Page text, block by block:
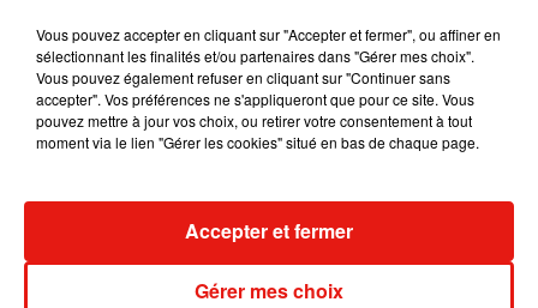
5 août 2026
Benny Blanco invite Selena Gomez et
Becky G sur son nouveau single
4 août 2026
Tiny Desk invite Charlie Puth pour une
live session solaire
Vous pouvez accepter en cliquant sur "Accepter et fermer", ou affiner en
sélectionnant les finalités et/ou partenaires dans "Gérer mes choix".
Vous pouvez également refuser en cliquant sur "Continuer sans
accepter". Vos préférences ne s'appliqueront que pour ce site. Vous
pouvez mettre à jour vos choix, ou retirer votre consentement à tout
moment via le lien "Gérer les cookies" situé en bas de chaque page.
Gérer mes choix
Accepter et fermer